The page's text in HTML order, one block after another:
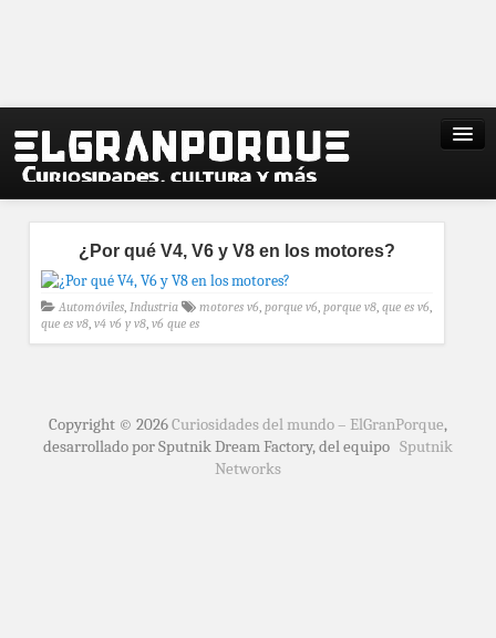
¿Por qué V4, V6 y V8 en los motores?
Automóviles, Industria motores v6, porque v6, porque v8, que es v6,
que es v8, v4 v6 y v8, v6 que es
Copyright © 2026Curiosidades del mundo – ElGranPorque,
desarrollado por Sputnik Dream Factory, del equipo Sputnik
Networks